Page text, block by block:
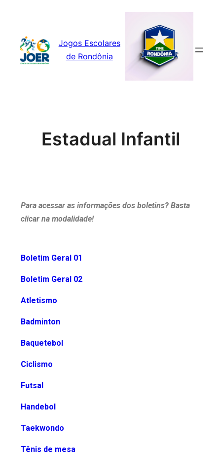
Jogos Escolares
de Rondônia
Estadual Infantil
Para acessar as informações dos boletins? Basta
clicar na modalidade!
Boletim Geral 01
Boletim Geral 02
Atletismo
Badminton
Baquetebol
Ciclismo
Futsal
Handebol
Taekwondo
Tênis de mesa